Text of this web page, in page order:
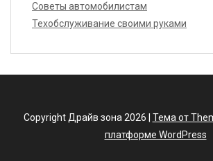
Советы автомобилистам
Техобслуживание своими руками
Copyright Драйв зона 2026 | Тема от
платформе WordPress